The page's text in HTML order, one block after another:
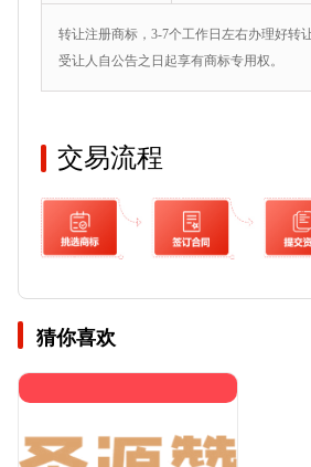
转让注册商标，3-7个工作日左右办理好转
受让人自公告之日起享有商标专用权。
交易流程
猜你喜欢
圣源赞